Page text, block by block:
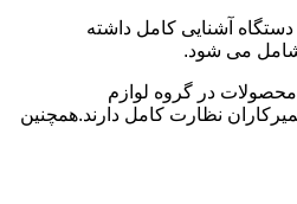
آشنایی کامل داشته
شامل می شود.
در گروه لوازم
نظارت کامل دارند.همچنین